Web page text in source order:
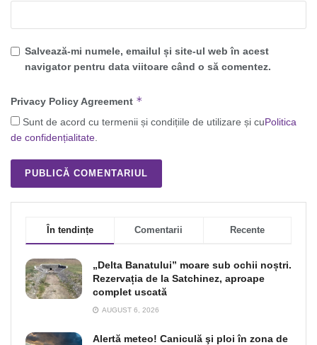
Salvează-mi numele, emailul și site-ul web în acest
navigator pentru data viitoare când o să comentez.
Privacy Policy Agreement *
Sunt de acord cu termenii și condițiile de utilizare și cuPolitica
de confidențialitate
În tendințe Comentarii Recente
„Delta Banatului” moare sub ochii noștri.
Rezervația de la Satchinez, aproape
complet uscată
AUGUST 6, 2026
Alertă meteo! Caniculă şi ploi în zona de